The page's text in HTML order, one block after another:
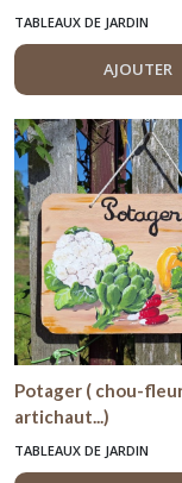
TABLEAUX DE JARDIN
AJOUTER
Potager ( chou-
artichaut...)
TABLEAUX DE JARDIN